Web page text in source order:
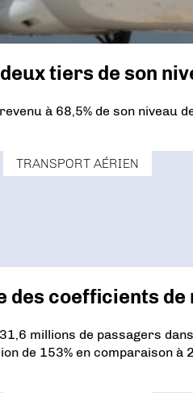
tiers de son
à 68,5% de son niveau
TRANSPORT AÉRIEN
des coefficients
millions de passagers
de 153% en comparaison à